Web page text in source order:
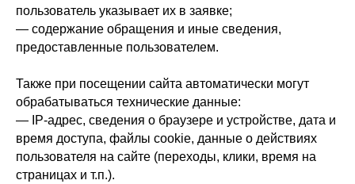
пользователь указывает их в заявке;
— содержание обращения и иные сведения,
предоставленные пользователем.
Также при посещении сайта автоматически могут
обрабатываться технические данные:
— IP-адрес, сведения о браузере и устройстве, дата и
время доступа, файлы cookie, данные о действиях
пользователя на сайте (переходы, клики, время на
страницах и т.п.).